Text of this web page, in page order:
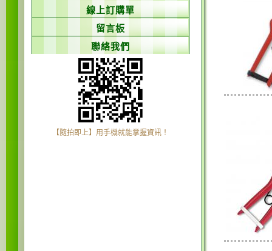
線上訂購單
留言板
聯絡我們
【隨拍即上】用手機就能掌握資訊！